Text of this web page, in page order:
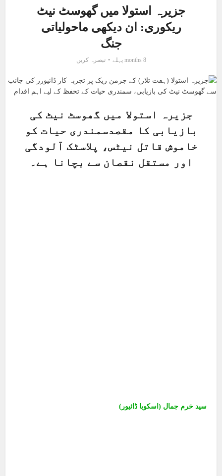
جزیرہ استولا میں گھوسٹ نیٹ
ریکوری: ان دیکھی ماحولیاتی
جنگ
8 months پہلے تبصرہ کریں
جزیرہ استولا میں گھوسٹ نیٹ کی
بازیابی کا مقصدسمندری حیات کو
خاموش قاتل نیٹس، پلاسٹک آلودگی
اور مستقل نقصان سے بچانا ہے۔
سید خرم جمال (اسکوبا ڈائیور)